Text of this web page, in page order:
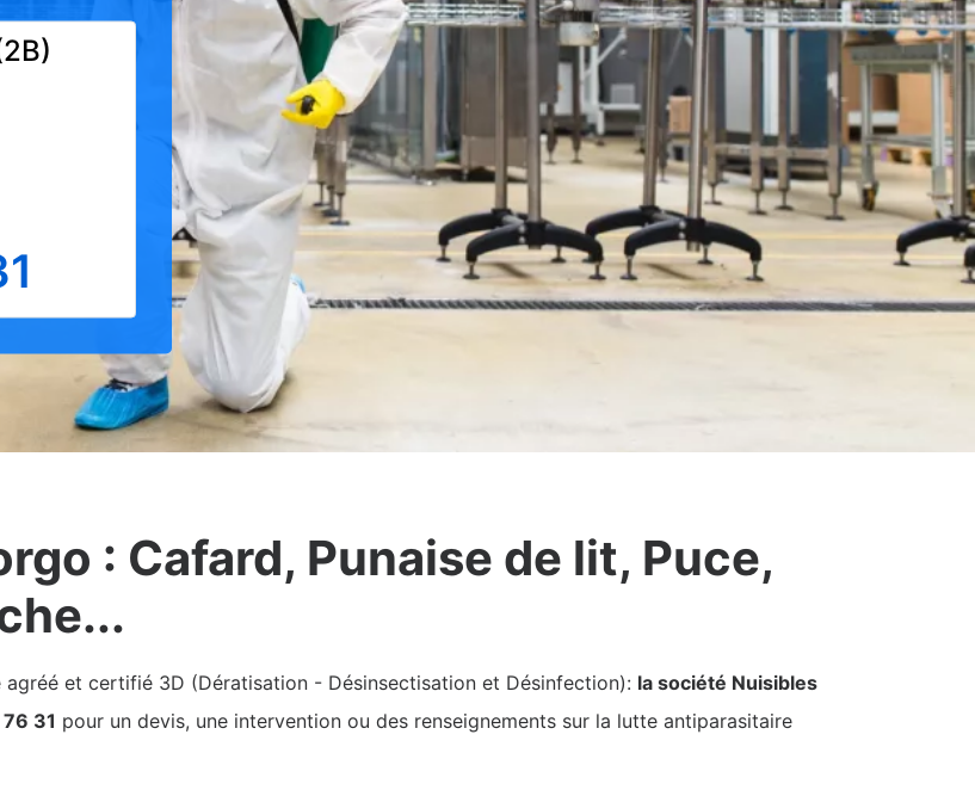
: Cafard, Punaise de lit, Puce,
et certifié 3D (Dératisation - Désinsectisation et Désinfection): la société Nuisibles
31 pour un devis, une intervention ou des renseignements sur la lutte antiparasitaire